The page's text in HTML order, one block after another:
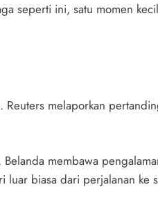
seperti ini, satu momen
. Reuters melaporkan
membawa
luar biasa dari perjalanan ke